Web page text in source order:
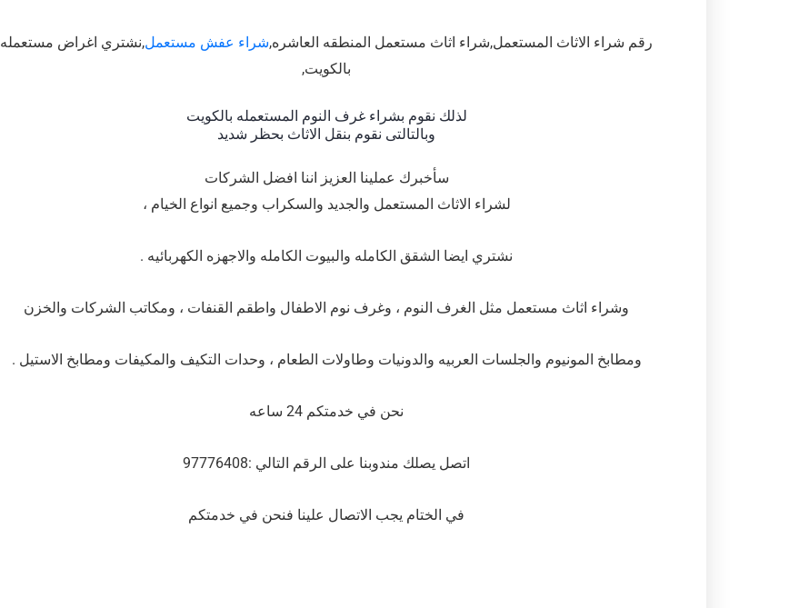
رقم شراء الاثاث المستعمل,شراء اثاث مستعمل المنطقه العاشره,شراء عفش مستعمل,نشتري اغراض مستعمله
بالكويت,
لذلك نقوم بشراء غرف النوم المستعمله بالكويت
وبالتالتى نقوم بنقل الاثاث بحظر شديد
سأخبرك عملينا العزيز اننا افضل الشركات
لشراء الاثاث المستعمل والجديد والسكراب وجميع انواع الخيام ،
نشتري ايضا الشقق الكامله والبيوت الكامله والاجهزه الكهربائيه .
وشراء اثاث مستعمل مثل الغرف النوم ، وغرف نوم الاطفال واطقم القنفات ، ومكاتب الشركات والخزن
ومطابخ المونيوم والجلسات العربيه والدونيات وطاولات الطعام ، وحدات التكيف والمكيفات ومطابخ الاستيل .
نحن في خدمتكم 24 ساعه
اتصل يصلك مندوبنا على الرقم التالي :97776408
في الختام يجب الاتصال علينا فنحن في خدمتكم